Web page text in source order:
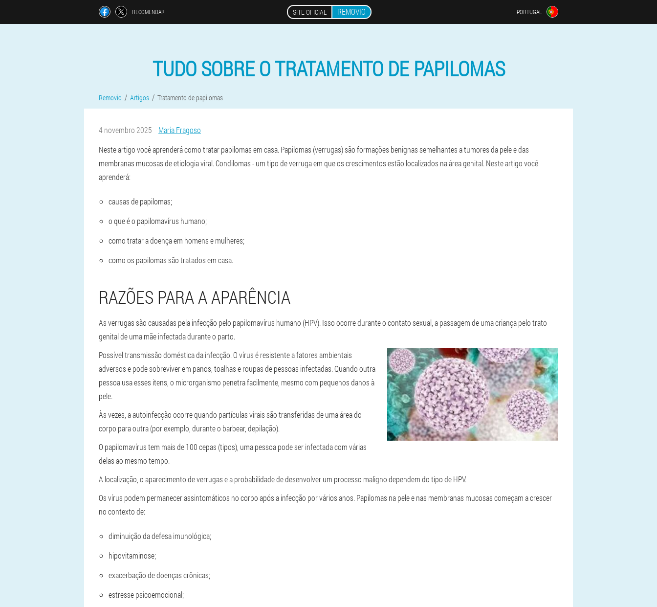
RECOMENDAR SITE OFICIAL REMOVIO PORTUGAL
TUDO SOBRE O TRATAMENTO DE PAPILOMAS
Removio Artigos Tratamento de papilomas
4 novembro 2025
Maria Fragoso
Neste artigo você aprenderá como tratar papilomas em casa. Papilomas (verrugas) são formações benignas semelhantes a tumores da pele e das
membranas mucosas de etiologia viral.Condilomas- um tipo de verruga em que os crescimentos estão localizados na área genital. Neste artigo você
aprenderá:
causas de papilomas;
o que é o papilomavírus humano;
como tratar a doença em homens e mulheres;
como os papilomas são tratados em casa.
RAZÕES PARA A APARÊNCIA
As verrugas são causadas pela infecção pelo papilomavírus humano (HPV). Isso ocorre durante o contato sexual, a passagem de uma criança pelo trato
genital de uma mãe infectada durante o parto.
Possível transmissão doméstica da infecção. O vírus é resistente a fatores ambientais
adversos e pode sobreviver em panos, toalhas e roupas de pessoas infectadas. Quando outra
pessoa usa esses itens, o microrganismo penetra facilmente, mesmo com pequenos danos à
pele.
Às vezes, a autoinfecção ocorre quando partículas virais são transferidas de uma área do
corpo para outra (por exemplo, durante o barbear, depilação).
O papilomavírus tem mais de 100 cepas (tipos), uma pessoa pode ser infectada com várias
delas ao mesmo tempo.
A localização, o aparecimento de verrugas e a probabilidade de desenvolver um processo maligno dependem do tipo de HPV.
Os vírus podem permanecer assintomáticos no corpo após a infecção por vários anos. Papilomas na pele e nas membranas mucosas começam a crescer
no contexto de:
diminuição da defesa imunológica;
hipovitaminose;
exacerbação de doenças crônicas;
estresse psicoemocional;